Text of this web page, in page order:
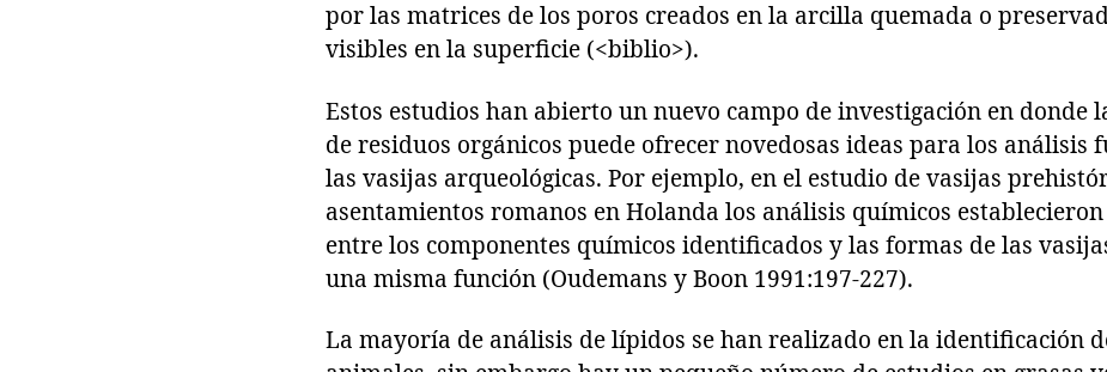
por las matrices de los poros creados en la arcilla quemada o
visibles en la superficie (<biblio>).
Estos estudios han abierto un nuevo campo de investigación en donde
de residuos orgánicos puede ofrecer novedosas ideas para los análisis
las vasijas arqueológicas. Por ejemplo, en el estudio de vasijas
asentamientos romanos en Holanda los análisis químicos
entre los componentes químicos identificados y las formas de las
una misma función (Oudemans y Boon 1991:197-227).
La mayoría de análisis de lípidos se han realizado en la identificación